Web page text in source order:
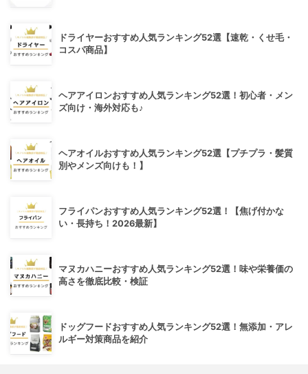
ドライヤーおすすめ人気ランキング52選【速乾・くせ毛・
コスパ商品】
ヘアアイロンおすすめ人気ランキング52選！初心者・メン
ズ向け・海外対応も♪
ヘアオイルおすすめ人気ランキング52選【プチプラ・髪質
別やメンズ向けも！】
フライパンおすすめ人気ランキング52選！【焦げ付かな
い・長持ち！2026最新】
マヌカハニーおすすめ人気ランキング52選！味や栄養価の
高さを徹底比較・検証
ドッグフードおすすめ人気ランキング52選！無添加・アレ
ルギー対策商品を紹介